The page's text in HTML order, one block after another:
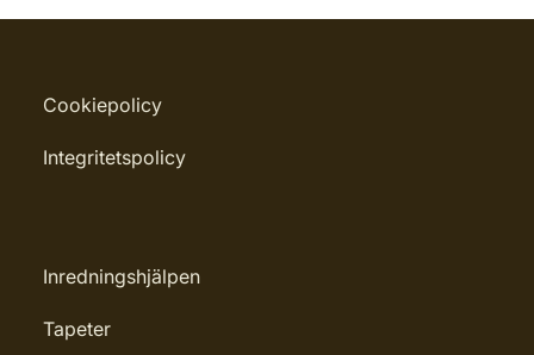
Cookiepolicy
Integritetspolicy
Inredningshjälpen
Tapeter